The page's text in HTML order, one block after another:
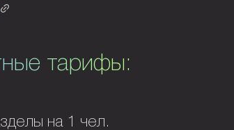
тарифы:
на 1 чел.